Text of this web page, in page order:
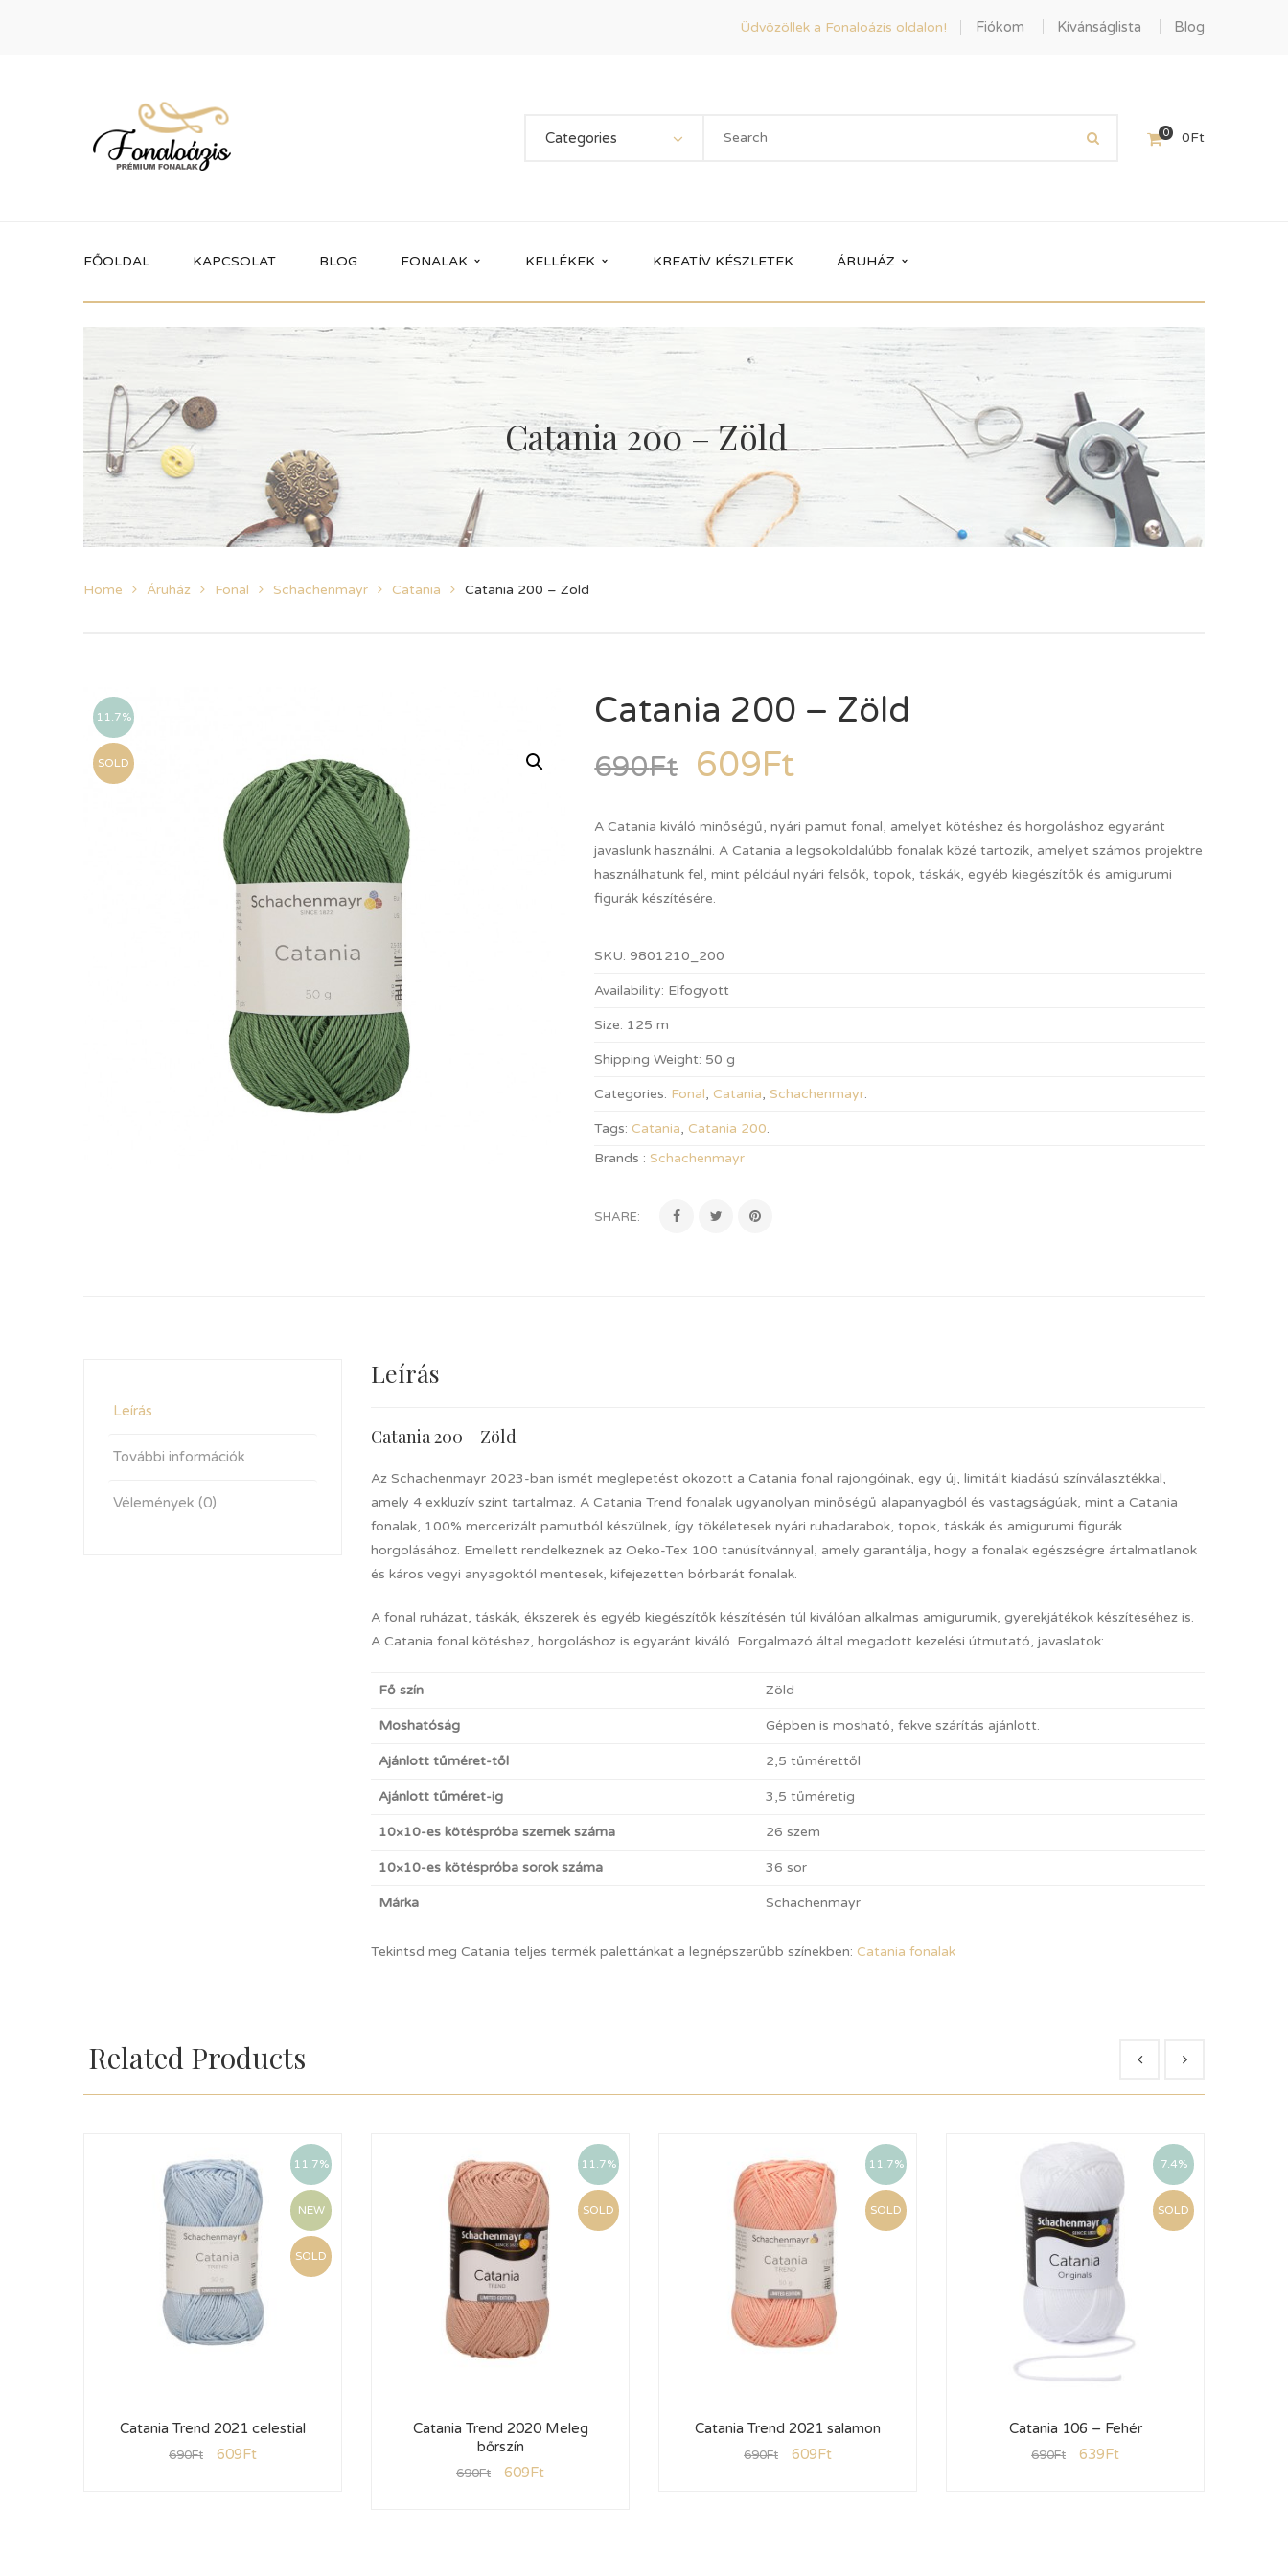
Üdvözöllek a Fonaloázis oldalon! Fiókom Kívánságlista Blog
Categories 0 0Ft
FŐOLDAL KAPCSOLAT BLOG FONALAK KELLÉKEK KREATÍV KÉSZLETEK ÁRUHÁZ
Itt megtalálhatod a fonaloázis által
forgalmazott összes terméket
Catania 200 – Zöld
Home Áruház Fonal Schachenmayr Catania Catania 200 – Zöld
11.7%
SOLD
Catania 200 – Zöld
690Ft 609Ft
A Catania kiváló minőségű, nyári pamut fonal, amelyet kötéshez és horgoláshoz egyaránt
javaslunk használni. A Catania a legsokoldalúbb fonalak közé tartozik, amelyet számos projektre
használhatunk fel, mint például nyári felsők, topok, táskák, egyéb kiegészítők és amigurumi
figurák készítésére.
SKU: 9801210_200
Availability: Elfogyott
Size: 125 m
Shipping Weight: 50 g
Categories: Fonal,Catania, Schachenmayr.
Tags: Catania,Catania 200.
Brands : Schachenmayr
SHARE:
Leírás
További információk
Vélemények (0)
Leírás
Catania 200 – Zöld
Az Schachenmayr 2023-ban ismét meglepetést okozott a Catania fonal rajongóinak, egy új, limitált kiadású színválasztékkal,
amely 4 exkluzív színt tartalmaz. A Catania Trend fonalak ugyanolyan minőségű alapanyagból és vastagságúak, mint a Catania
fonalak, 100% mercerizált pamutból készülnek, így tökéletesek nyári ruhadarabok, topok, táskák és amigurumi figurák
horgolásához. Emellett rendelkeznek az Oeko-Tex 100 tanúsítvánnyal, amely garantálja, hogy a fonalak egészségre ártalmatlanok
és káros vegyi anyagoktól mentesek, kifejezetten bőrbarát fonalak.
A fonal ruházat, táskák, ékszerek és egyéb kiegészítők készítésén túl kiválóan alkalmas amigurumik, gyerekjátékok készítéséhez is.
A Catania fonal kötéshez, horgoláshoz is egyaránt kiváló. Forgalmazó által megadott kezelési útmutató, javaslatok:
Fő szín Zöld
Moshatóság Gépben is mosható, fekve szárítás ajánlott.
Ajánlott tűméret-től 2,5 tűmérettől
Ajánlott tűméret-ig 3,5 tűméretig
10×10-es kötéspróba szemek száma 26 szem
10×10-es kötéspróba sorok száma 36 sor
Márka Schachenmayr
Tekintsd meg Catania teljes termék palettánkat a legnépszerűbb színekben: Catania fonalak
Related Products
11.7%
NEW
SOLD
Catania Trend 2021 celestial
690Ft 609Ft
11.7%
SOLD
Catania Trend 2020 Meleg
bőrszín
690Ft 609Ft
11.7%
SOLD
Catania Trend 2021 salamon
690Ft 609Ft
7.4%
SOLD
Catania 106 – Fehér
690Ft 639Ft